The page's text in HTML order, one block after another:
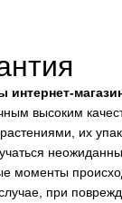
интернет-
высоким
их
моменты
при